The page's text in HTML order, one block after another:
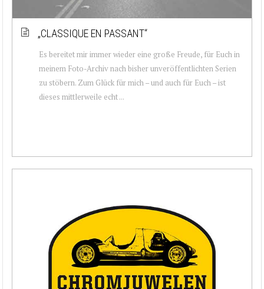
„CLASSIQUE EN PASSANT“
Es bereitet mir immer wieder eine große Freude, für Euch in
meinem Foto-Archiv nach bisher unveröffentlichten Serien
zu stöbern. Zum Glück für mich – und auch für Euch – ist
dieses mittlerweile echt ...